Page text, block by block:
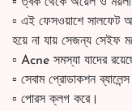
▫️ এই ফেসওয়াশে সালফেট
হয়ে না যায় সেজন্য সেইফ
▫️ Acne সমস্যা যাদের
▫️ সেবাম প্রোডাকশন
▫️ পোরস ক্লগ করে।